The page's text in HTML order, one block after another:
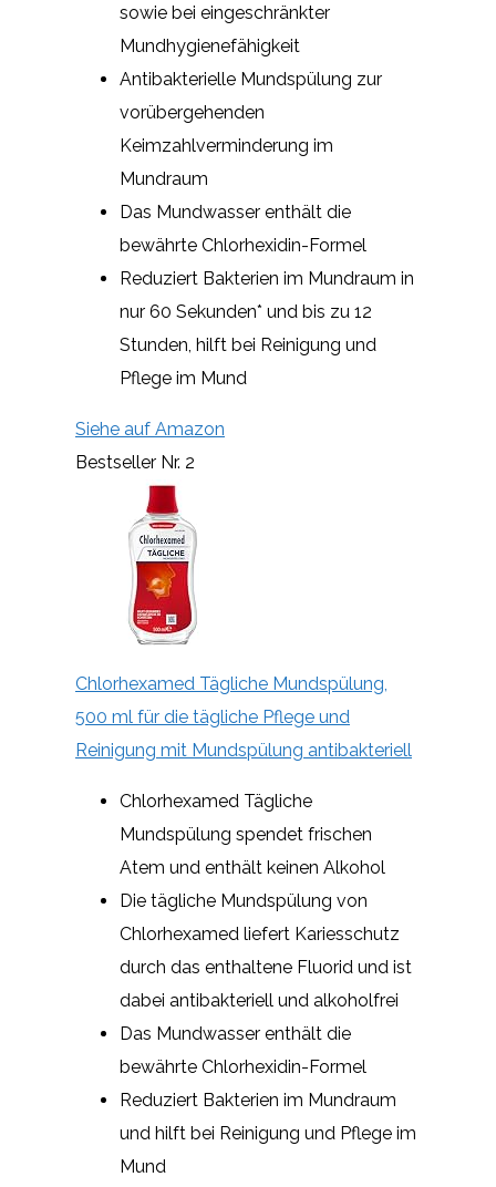
sowie bei eingeschränkter
Mundhygienefähigkeit
Antibakterielle Mundspülung zur
vorübergehenden
Keimzahlverminderung im
Mundraum
Das Mundwasser enthält die
bewährte Chlorhexidin-Formel
Reduziert Bakterien im Mundraum in
nur 60 Sekunden* und bis zu 12
Stunden, hilft bei Reinigung und
Pflege im Mund
Siehe auf Amazon
Bestseller Nr. 2
Chlorhexamed Tägliche Mundspülung,
500 ml für die tägliche Pflege und
Reinigung mit Mundspülung antibakteriell
Chlorhexamed Tägliche
Mundspülung spendet frischen
Atem und enthält keinen Alkohol
Die tägliche Mundspülung von
Chlorhexamed liefert Kariesschutz
durch das enthaltene Fluorid und ist
dabei antibakteriell und alkoholfrei
Das Mundwasser enthält die
bewährte Chlorhexidin-Formel
Reduziert Bakterien im Mundraum
und hilft bei Reinigung und Pflege im
Mund